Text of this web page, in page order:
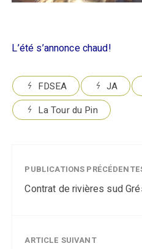
L’été s’annonce chaud!
FDSEA JA
La Tour du Pin
PUBLICATIONS
Contrat de rivières sud
ARTICLE SUIVANT